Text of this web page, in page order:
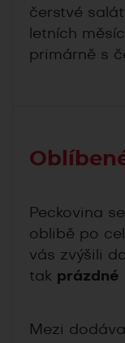
čerstvé
letních
primárně s
Peckovina
oblibě po
vás zvýšili
tak prázdné
Mezi